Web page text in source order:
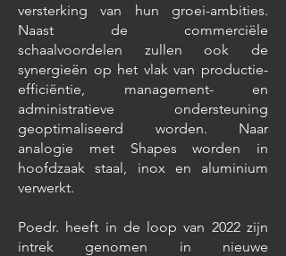
versterking van hun groei-ambities.
Naast de commerciële
schaalvoordelen zullen ook de
synergieën op het vlak van productie-
efficiëntie, management- en
administratieve ondersteuning
geoptimaliseerd worden. Naar
analogie met Shapes worden in
hoofdzaak staal, inox en aluminium
verwerkt.
Poedr. heeft in de loop van 2022 zijn
intrek genomen in nieuwe